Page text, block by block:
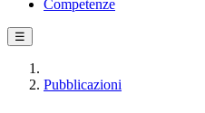
Competenze
☰
Pubblicazioni